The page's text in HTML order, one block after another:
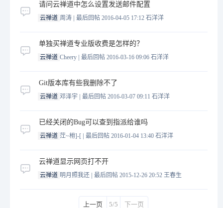
请问云禅道中怎么设置发送邮件配置
云禅道 周涛 | 最后回帖 2016-04-05 17:12 石洋洋
单独买禅道专业版收费是怎样的？
云禅道 Cheery | 最后回帖 2016-03-16 09:06 石洋洋
Git版本库有些我删除不了
云禅道 邓泽宇 | 最后回帖 2016-03-07 09:11 石洋洋
已经关闭的Bug可以查到指派给谁吗
云禅道 茳~枏]-[ | 最后回帖 2016-01-04 13:40 石洋洋
云禅道显示网页打不开
云禅道 明月照我还 | 最后回帖 2015-12-26 20:52 王春生
上一页 5/5 下一页